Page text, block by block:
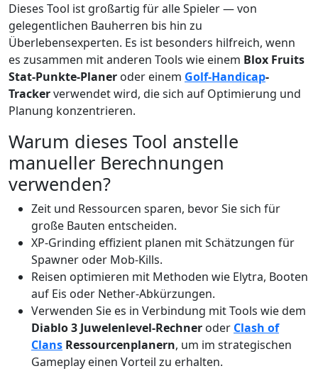
Dieses Tool ist großartig für alle Spieler — von
gelegentlichen Bauherren bis hin zu
Überlebensexperten. Es ist besonders hilfreich, wenn
es zusammen mit anderen Tools wie einem Blox Fruits
Stat-Punkte-Planer oder einem Golf-Handicap-
Trackerverwendet wird, die sich auf Optimierung und
Planung konzentrieren.
Warum dieses Tool anstelle
manueller Berechnungen
verwenden?
Zeit und Ressourcen sparen, bevor Sie sich für
große Bauten entscheiden.
XP-Grinding effizient planen mit Schätzungen für
Spawner oder Mob-Kills.
Reisen optimieren mit Methoden wie Elytra, Booten
auf Eis oder Nether-Abkürzungen.
Verwenden Sie es in Verbindung mit Tools wie dem
Diablo 3 Juwelenlevel-Rechner oder Clash of
Clans Ressourcenplanern, um im strategischen
Gameplay einen Vorteil zu erhalten.